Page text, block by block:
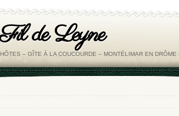
de Leyne
– GÎTE À LA COUCOURDE – MONTÉLIMAR EN DRÔME